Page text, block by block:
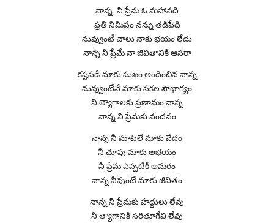
నాన్న, నీ ప్రేమ ఓ మహానది
ప్రతి నిమిషం నన్ను తడిపేది
నువ్వుంటే చాలు నాకు భయం లేదు
నాన్న నీ ప్రేమే నా జీవితానికి ఆసరా
కష్టపడి మాకు సుఖం అందించిన నాన్న
నువ్వుంటేనే మాకు సకల సౌభాగ్యం
నీ త్యాగాలకు ప్రణామం నాన్న
నాన్న నీ ప్రేమకు వందనం
నాన్న నీ మాటలే మాకు వేదం
నీ చూపు మాకు అభయం
నీ ప్రేమ ఎప్పటికీ అమరం
నాన్న నీవుంటే మాకు జీవితం
నాన్న నీ ప్రేమకు హద్దులు లేవు
నీ త్యాగానికి సరితూగేవి లేవు